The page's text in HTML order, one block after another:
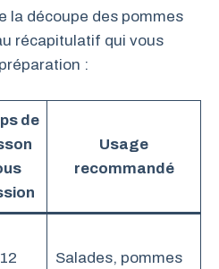
la découpe des pommes
récapitulatif qui vous
:
de
Usage
recommandé
Salades, pommes